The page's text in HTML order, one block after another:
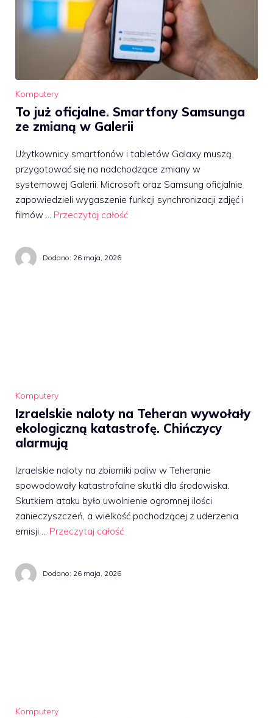
Komputery
To już oficjalne. Smartfony Samsunga
ze zmianą w Galerii
Użytkownicy smartfonów i tabletów Galaxy muszą
przygotować się na nadchodzące zmiany w
systemowej Galerii. Microsoft oraz Samsung oficjalnie
zapowiedzieli wygaszenie funkcji synchronizacji zdjęć i
filmów … Przeczytaj całość
Dodano: 26 maja, 2026
Komputery
Izraelskie naloty na Teheran wywołały
ekologiczną katastrofę. Chińczycy
alarmują
Izraelskie naloty na zbiorniki paliw w Teheranie
spowodowały katastrofalne skutki dla środowiska.
Skutkiem ataku było uwolnienie ogromnej ilości
zanieczyszczeń, a wielkość pochodzącej z uderzenia
emisji … Przeczytaj całość
Dodano: 26 maja, 2026
Komputery